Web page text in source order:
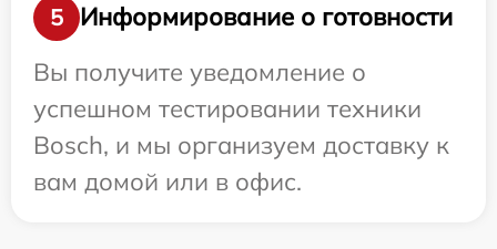
5
Информирование о готовности
Вы получите уведомление о
успешном тестировании техники
Bosch, и мы организуем доставку к
вам домой или в офис.